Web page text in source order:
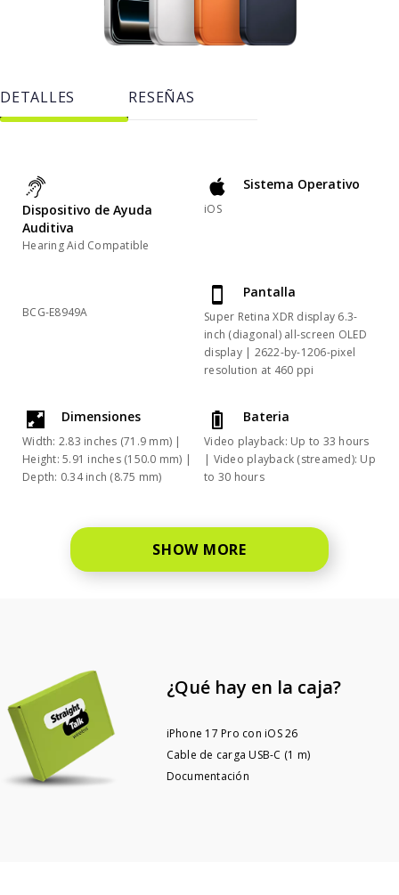
DETALLES RESEÑAS
Dispositivo de Ayuda
Auditiva
Hearing Aid Compatible
Sistema Operativo
iOS
BCG-E8949A
Pantalla
Super Retina XDR display 6.3-
inch (diagonal) all-screen OLED
display | 2622-by-1206-pixel
resolution at 460 ppi
Dimensiones
Width: 2.83 inches (71.9 mm) |
Height: 5.91 inches (150.0 mm) |
Depth: 0.34 inch (8.75 mm)
Bateria
Video playback: Up to 33 hours
| Video playback (streamed): Up
to 30 hours
SHOW MORE
¿Qué hay en la caja?
iPhone 17 Pro con iOS 26
Cable de carga USB-C (1 m)
Documentación